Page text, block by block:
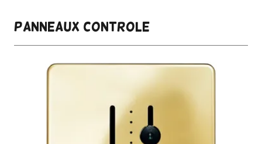
PANNEAUX CONTROLE